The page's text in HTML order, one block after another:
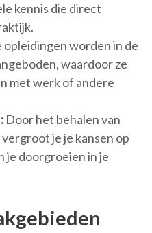
kennis die direct
opleidingen worden in de
waardoor ze
met werk of andere
Door het behalen van
je je kansen op
je doorgroeien in je